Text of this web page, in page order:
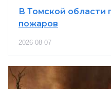
В Томской области
пожаров
2026-08-07